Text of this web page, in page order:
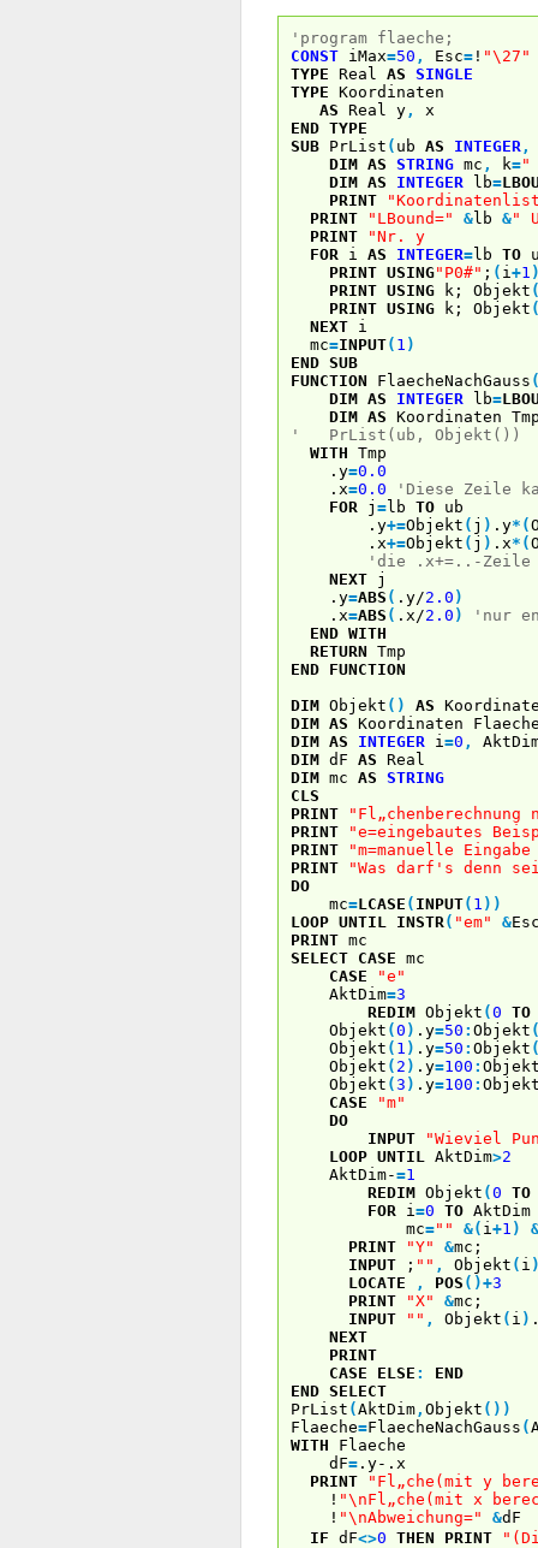
'program flaeche;
CONST iMax=50 , Esc= ! "\27"
TYPE Real AS SINGLE
TYPE Koordinaten
AS Real y ,
x
END TYPE
SUB PrList ( ub AS INTEGER ,
DIM AS STRING mc , k="
DIM AS INTEGER lb=
PRINT
PRINT
"LBound=" &lb &"
PRINT
"Nr. y
FOR i AS INTEGER=lb TO
PRINT USING"P0#" ; ( i +1
PRINT USING k; Objekt
PRINT USING k; Objekt
NEXT i
mc=INPUT( 1 )
END SUB
FUNCTION FlaecheNachGauss
DIM AS INTEGER lb=
DIM AS Koordinaten
' PrList(ub, Objekt())
WITH Tmp
.y=0.0
.x=0.0
'Diese Zeile
FOR j =lb TO ub
.y+=Objekt ( j ) .y* (
.x+=Objekt ( j ) .x* (
'die .x+=..-Zeile
NEXT j
.y=ABS ( .y/2.0 )
.x=ABS ( .x/2.0 )
'nur
END WITH
RETURN Tmp
END FUNCTION
DIM Objekt ( ) AS
DIM AS Koordinaten
DIM AS INTEGER i =0 ,
DIM dF AS Real
DIM mc AS STRING
CLS
PRINT
"Fl„chenberechnung
PRINT
"e=eingebautes
PRINT
"m=manuelle
PRINT
"Was darf's denn
DO
mc=LCASE ( INPUT( 1 ) )
LOOP UNTIL INSTR ( "em" &
PRINT mc
SELECT CASE mc
CASE
"e"
AktDim=3
REDIM Objekt (0 TO
Objekt (0 ) .y=50 : Objekt
Objekt ( 1 ) .y=50 : Objekt
Objekt ( 2 ) .y=100 :
Objekt (3 ) .y=100 :
CASE
"m"
DO
INPUT
"Wieviel
LOOP UNTIL AktDim>2
AktDim-=1
REDIM Objekt (0 TO
FOR i =0 TO AktDim
mc="" &( i +1 )
PRINT
"Y" &mc;
INPUT ; "" , Objekt ( i
LOCATE
, POS ( )+3
PRINT
"X" &mc;
INPUT
"" , Objekt ( i )
NEXT
PRINT
CASE
ELSE :
END
END SELECT
PrList (AktDim , Objekt ( ) )
Flaeche=FlaecheNachGauss (
WITH Flaeche
dF= .y-.x
PRINT
"Fl„che(mit y
! "\nFl„che(mit x
! "\nAbweichung=" &dF
IF dF<>0 THEN PRINT